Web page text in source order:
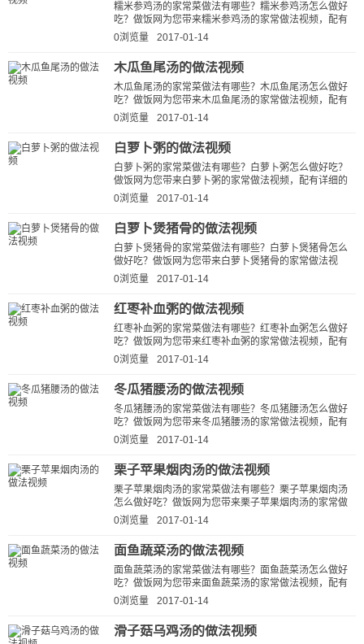
糯米参鸡汤的家常菜做法有哪些？糯米参鸡汤怎么做好
吃？做饭网为您带来糯米参鸡汤的家常做法视频，配有
详细的糯米参鸡汤的做法视频详解...
0浏览量 2017-01-14
木瓜鱼尾汤的做法视频
木瓜鱼尾汤的家常菜做法有哪些？木瓜鱼尾汤怎么做好
吃？做饭网为您带来木瓜鱼尾汤的家常做法视频，配有
详细的木瓜鱼尾汤的做法视频详解...
0浏览量 2017-01-14
白萝卜粥的做法视频
白萝卜粥的家常菜做法有哪些？白萝卜粥怎么做好吃？
做饭网为您带来白萝卜粥的家常做法视频，配有详细的
白萝卜粥的做法视频详解，让新手快...
0浏览量 2017-01-14
白萝卜煲猪骨的做法视频
白萝卜煲猪骨的家常菜做法有哪些？白萝卜煲猪骨怎么
做好吃？做饭网为您带来白萝卜煲猪骨的家常做法视
频，配有详细的白萝卜煲猪骨的做法...
0浏览量 2017-01-14
红枣补血粥的做法视频
红枣补血粥的家常菜做法有哪些？红枣补血粥怎么做好
吃？做饭网为您带来红枣补血粥的家常做法视频，配有
详细的红枣补血粥的做法视频详解...
0浏览量 2017-01-14
冬瓜猪腰汤的做法视频
冬瓜猪腰汤的家常菜做法有哪些？冬瓜猪腰汤怎么做好
吃？做饭网为您带来冬瓜猪腰汤的家常做法视频，配有
详细的冬瓜猪腰汤的做法视频详解...
0浏览量 2017-01-14
栗子苹果烟肉汤的做法视频
栗子苹果烟肉汤的家常菜做法有哪些？栗子苹果烟肉汤
怎么做好吃？做饭网为您带来栗子苹果烟肉汤的家常做
法视频，配有详细的栗子苹果烟肉...
0浏览量 2017-01-14
面鱼蔬菜汤的做法视频
面鱼蔬菜汤的家常菜做法有哪些？面鱼蔬菜汤怎么做好
吃？做饭网为您带来面鱼蔬菜汤的家常做法视频，配有
详细的面鱼蔬菜汤的做法视频详解...
0浏览量 2017-01-14
滑子菇乌鸡汤的做法视频